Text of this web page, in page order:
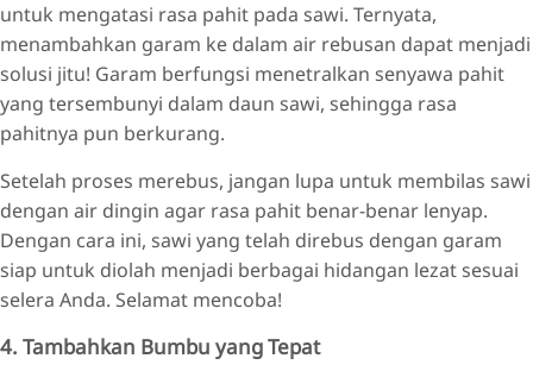
untuk mengatasi rasa pahit pada sawi. Ternyata,
menambahkan garam ke dalam air rebusan dapat menjadi
solusi jitu! Garam berfungsi menetralkan senyawa pahit
yang tersembunyi dalam daun sawi, sehingga rasa
pahitnya pun berkurang.
Setelah proses merebus, jangan lupa untuk membilas sawi
dengan air dingin agar rasa pahit benar-benar lenyap.
Dengan cara ini, sawi yang telah direbus dengan garam
siap untuk diolah menjadi berbagai hidangan lezat sesuai
selera Anda. Selamat mencoba!
4. Tambahkan Bumbu yang Tepat